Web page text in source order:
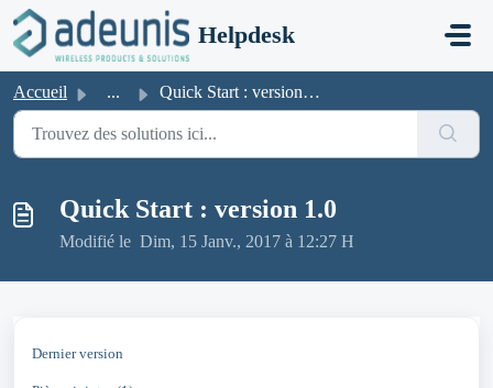
Passer au contenu principal
Helpdesk
Accueil ... Quick Start : version 1.0
Quick Start : version 1.0
Modifié le Dim, 15 Janv., 2017 à 12:27 H
Dernier version